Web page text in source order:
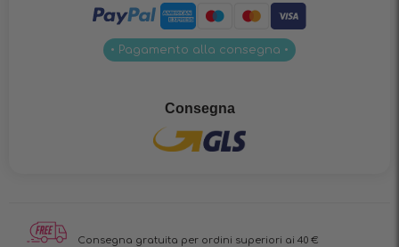
• Pagamento alla consegna •
Consegna
Consegna gratuita per ordini superiori ai 40 €